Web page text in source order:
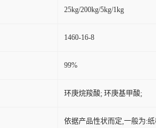
25kg/200kg/5kg/1kg
1460-16-8
99%
环庚烷羧酸; 环庚基甲酸;
依据产品性状而定,一般为: